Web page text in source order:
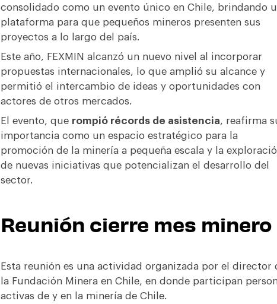
consolidado como un evento único en Chile, brindando
plataforma para que pequeños mineros presenten sus
proyectos a lo largo del país.
Este año, FEXMIN alcanzó un nuevo nivel al incorporar
propuestas internacionales, lo que amplió su alcance y
permitió el intercambio de ideas y oportunidades con
actores de otros mercados.
El evento, que rompió récords de asistencia, reafirma
importancia como un espacio estratégico para la
promoción de la minería a pequeña escala y la
de nuevas iniciativas que potencializan el desarrollo del
sector.
Reunión cierre mes minero
Esta reunión es una actividad organizada por el director
la Fundación Minera en Chile, en donde participan
activas de y en la minería de Chile.